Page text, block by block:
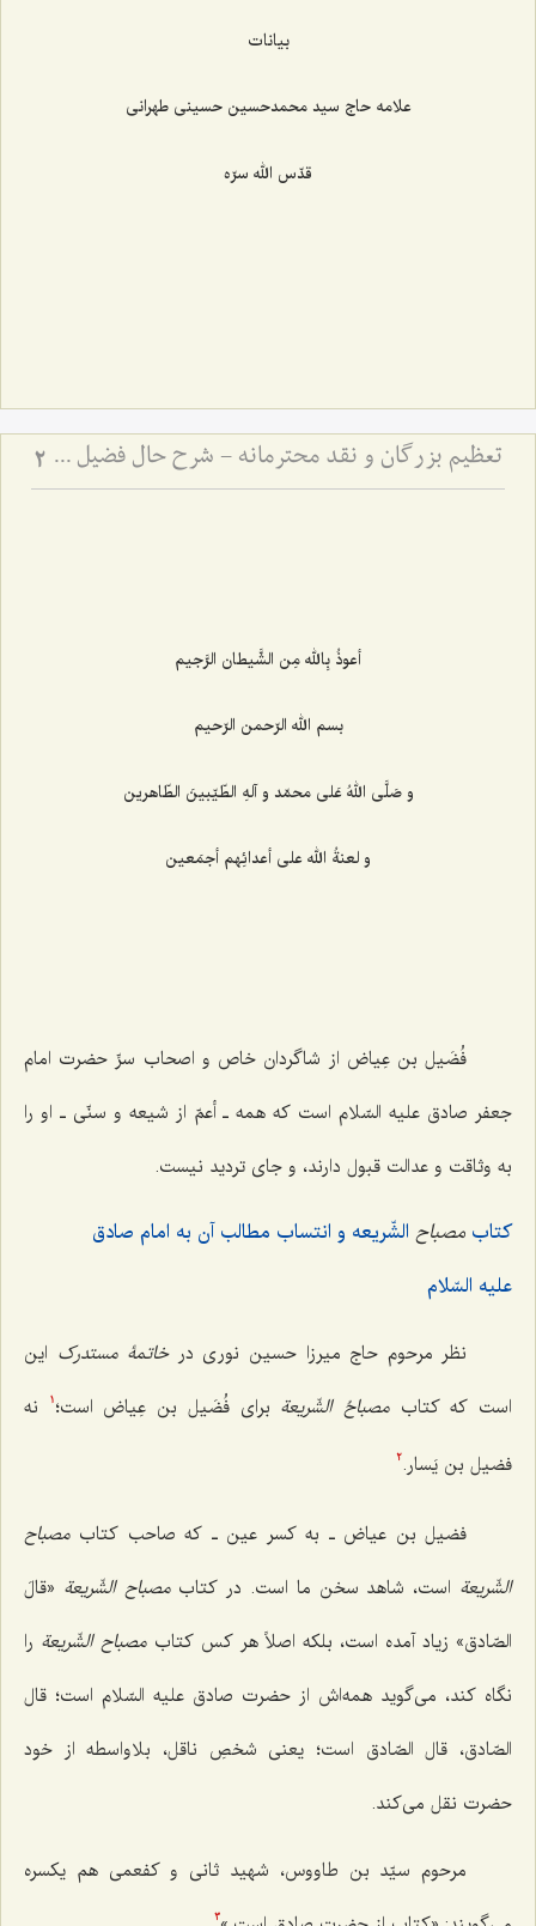
بیانات
علامه حاج سید محمدحسين حسینی طهرانی
قدّس الله سرّه
تعظیم بزرگان و نقد محترمانه - شرح حال فضیل بن عیاض و بِشر حافی و تبیین روش صحیح نقد بزرگان 2
أعوذُ بِالله مِن الشَّیطان الرَّجیم
بسم الله الرّحمن الرّحیم
و صَلَّی اللهُ عَلی محمّد و ‌آلهِ الطّیّبینَ الطّاهرین
و لعنةُ الله علی أعدائِهم أجمَعین
فُضَیل بن عِیاض از شاگردان خاص و اصحاب سرِّ حضرت امام
جعفر صادق علیه‌ السّلام است که همه ـ أعمّ از شیعه و سنّی ـ او را
به وثاقت و عدالت قبول دارند، و جای تردید نیست.
کتاب مصباح الشّریعه و انتساب مطالب آن به امام صادق
علیه السّلام
نظر مرحوم حاج میرزا حسین نوری درخاتمۀ مستدرک این
است که کتابمصباحُ الشّریعة برای فُضَیل بن عِیاض است؛ 1
نه
فضیل بن یَسار.2
فضیل بن عیاض ـ به کسر عین ـ که صاحب کتاب مصباح
الشّریعة است، شاهد سخن ما است. در کتابمصباح الشّریعة «قالَ
الصّادق» زیاد آمده است، بلکه اصلاً هر کس کتابمصباح الشّریعة را
نگاه کند، می‌گوید همه‌اش از حضرت صادق علیه‌ السّلام است؛ قال
الصّادق، قال الصّادق است؛ یعنی شخصِ ناقل، بلاواسطه از خود
حضرت نقل می‌کند.
مرحوم سیّد بن طاووس، شهید ثانی و کفعمی هم یکسره
3